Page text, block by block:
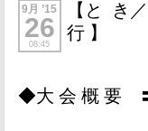
9月 ’15
26
08:45
【と
き
行 】
◆大 会 概 要